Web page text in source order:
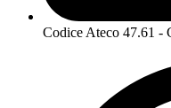
Codice Ateco 47.61 -